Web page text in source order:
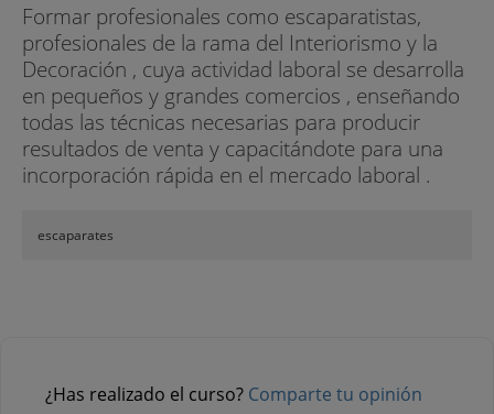
Formar profesionales como escaparatistas,
profesionales de la rama del Interiorismo y la
Decoración , cuya actividad laboral se desarrolla
en pequeños y grandes comercios , enseñando
todas las técnicas necesarias para producir
resultados de venta y capacitándote para una
incorporación rápida en el mercado laboral .
escaparates
¿Has realizado el curso? Comparte tu opinión